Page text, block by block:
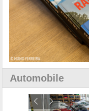
Automobile